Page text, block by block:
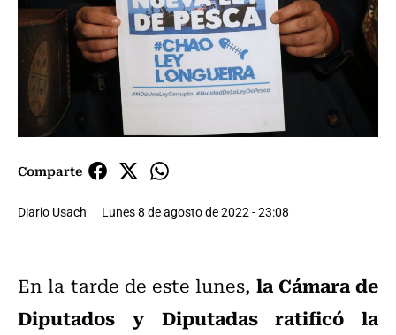
Comparte
Diario Usach Lunes 8 de agosto de 2022 - 23:08
En la tarde de este lunes, la Cámara de
Diputados y Diputadas ratificó la